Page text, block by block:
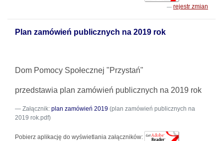
rejestr zmian
Plan zamówień publicznych na 2019 rok
Dom Pomocy Społecznej "Przystań"
przedstawia plan zamówień publicznych na 2019 rok
Załącznik: plan zamówień 2019 (plan zamówień publicznych na
2019 rok.pdf)
Pobierz aplikację do wyświetlania załączników: